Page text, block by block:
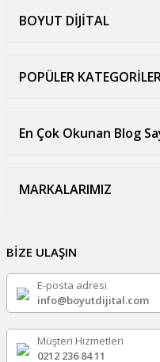
BOYUT DİJİTAL
POPÜLER
En Çok Okunan Blog
MARKALARIMIZ
BİZE ULAŞIN
E-posta adresi
info@boyutdijital.com
Müşteri Hizmetleri
0212 236 84 11